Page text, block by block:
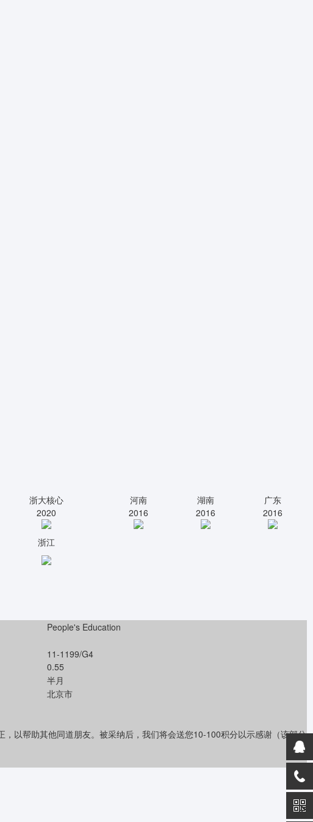
浙大核心
2020
河南
2016
湖南
2016
广东
2016
浙江
People's Education
11-1199/G4
0.55
半月
北京市
以帮助其他同道朋友。被采纳后，我们将会送您10-100积分以示感谢（该部分